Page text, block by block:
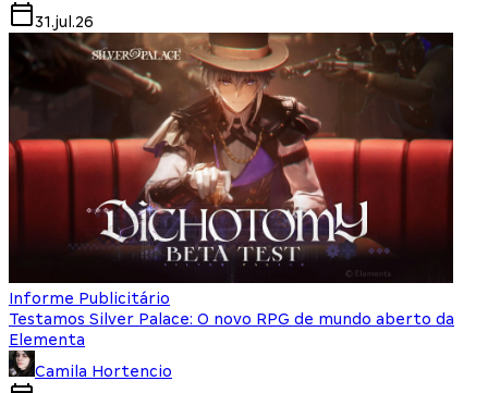
31.jul.26
Informe Publicitário
Testamos Silver Palace: O novo RPG de mundo aberto da
Elementa
Camila Hortencio